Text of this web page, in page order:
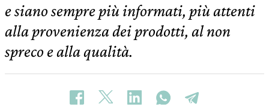
e siano sempre più informati, più attenti
alla provenienza dei prodotti, al non
spreco e alla qualità.